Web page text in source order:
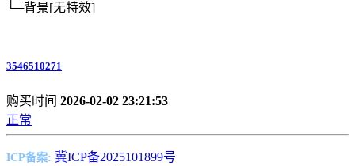
└─背景[无特效]
3546510271
购买时间 2026-02-02 23:21:53
正常
ICP备案: 冀ICP备2025101899号